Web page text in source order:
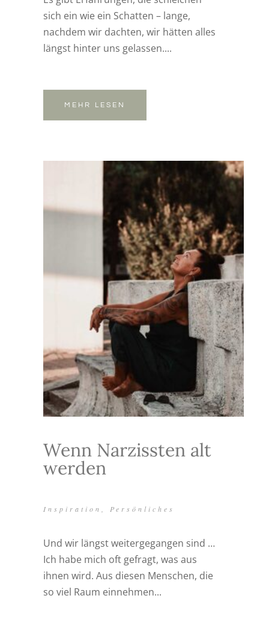
sich ein wie ein Schatten – lange,
nachdem wir dachten, wir hätten alles
längst hinter uns gelassen....
MEHR LESEN
Wenn Narzissten alt
werden
Inspiration Persönliches
Und wir längst weitergegangen sind …
Ich habe mich oft gefragt, was aus
ihnen wird. Aus diesen Menschen, die
so viel Raum einnehmen...